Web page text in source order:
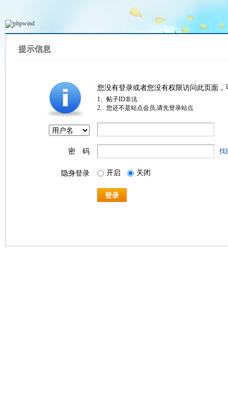
提示信息
您没有登录或者您没有权限访问此页面
1、帖子ID非法
2、您还不是站点会员,请先登录站点
密 码 找
隐身登录 开启 关闭
登录